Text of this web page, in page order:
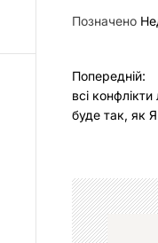
Позначено
Н
а
г
а
Попередній:
всі
буде так, як